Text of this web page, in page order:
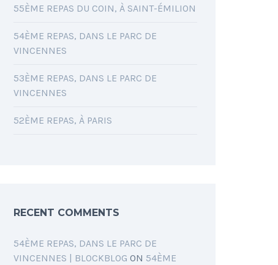
55ÈME REPAS DU COIN, À SAINT-ÉMILION
54ÈME REPAS, DANS LE PARC DE
VINCENNES
53ÈME REPAS, DANS LE PARC DE
VINCENNES
52ÈME REPAS, À PARIS
RECENT COMMENTS
54ÈME REPAS, DANS LE PARC DE
VINCENNES | BLOCKBLOG ON 54ÈME